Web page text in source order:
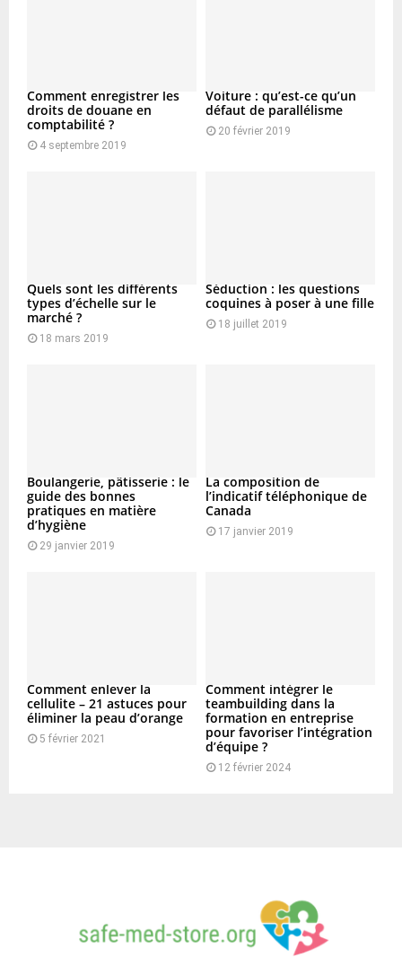
Comment enregistrer les
droits de douane en
comptabilité ?
4 septembre 2019
Voiture : qu’est-ce qu’un
défaut de parallélisme
20 février 2019
Quels sont les différents
types d’échelle sur le
marché ?
18 mars 2019
Séduction : les questions
coquines à poser à une fille
18 juillet 2019
Boulangerie, pâtisserie : le
guide des bonnes
pratiques en matière
d’hygiène
29 janvier 2019
La composition de
l’indicatif téléphonique de
Canada
17 janvier 2019
Comment enlever la
cellulite – 21 astuces pour
éliminer la peau d’orange
5 février 2021
Comment intégrer le
teambuilding dans la
formation en entreprise
pour favoriser l’intégration
d’équipe ?
12 février 2024